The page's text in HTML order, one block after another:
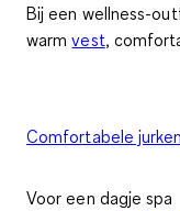
Bij een wellness-
warmvest,
Comfortabele jurken
Voor een dagje spa